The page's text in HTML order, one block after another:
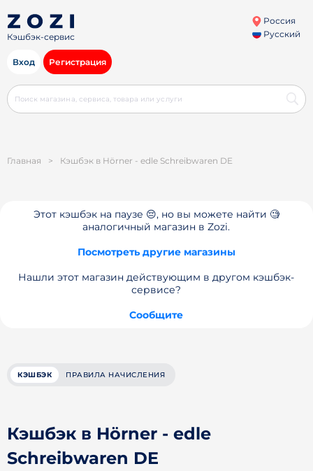
Кэшбэк-сервис
Россия
Русский
Вход Регистрация
Главная > Кэшбэк в Hörner - edle Schreibwaren DE
Этот кэшбэк на паузе 😔, но вы можете найти 🧐
аналогичный магазин в Zozi.
Посмотреть другие магазины
Нашли этот магазин действующим в другом кэшбэк-
сервисе?
Сообщите
КЭШБЭК ПРАВИЛА НАЧИСЛЕНИЯ
Кэшбэк в Hörner - edle
Schreibwaren DE